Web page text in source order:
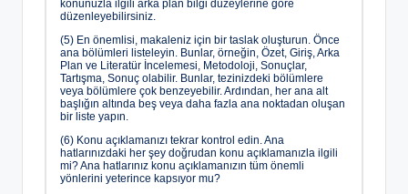
konunuzla ilgili arka plan bilgi düzeylerine göre
düzenleyebilirsiniz.
(5) En önemlisi, makaleniz için bir taslak oluşturun. Önce
ana bölümleri listeleyin. Bunlar, örneğin, Özet, Giriş, Arka
Plan ve Literatür İncelemesi, Metodoloji, Sonuçlar,
Tartışma, Sonuç olabilir. Bunlar, tezinizdeki bölümlere
veya bölümlere çok benzeyebilir. Ardından, her ana alt
başlığın altında beş veya daha fazla ana noktadan oluşan
bir liste yapın.
(6) Konu açıklamanızı tekrar kontrol edin. Ana
hatlarınızdaki her şey doğrudan konu açıklamanızla ilgili
mi? Ana hatlarınız konu açıklamanızın tüm önemli
yönlerini yeterince kapsıyor mu?